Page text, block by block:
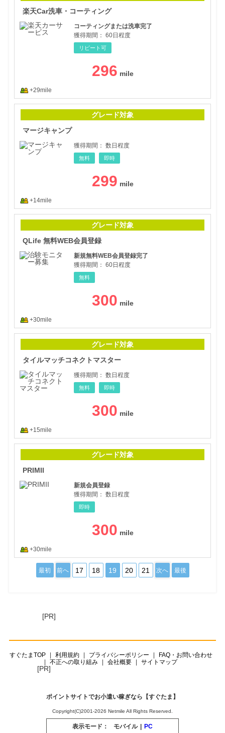
楽天Car洗車・コーティング
コーティングまたは洗車完了
獲得期間： 60日程度
リピート可
296
+29mile
グレード対象
マージキャンプ
獲得期間： 数日程度
無料 即時
299
+14mile
グレード対象
QLife 無料WEB会員登録
新規無料WEB会員登録完了
獲得期間： 60日程度
無料
300
+30mile
グレード対象
タイルマッチコネクトマスター
獲得期間： 数日程度
無料 即時
300
+15mile
グレード対象
PRIMII
新規会員登録
獲得期間： 数日程度
即時
300
+30mile
最初 前へ 17 18 19 20 21 次へ 最後
[PR]
すぐたまTOP 利用規約 プライバシーポリシー
FAQ・お問い合わせ
不正への取り組み
会社概要 サイトマップ
[PR]
ポイントサイトでお小遣い稼ぎなら【すぐたま】
Copyright(C)2001-2026 Netmile All Rights Reserved.
表示モード： モバイル PC